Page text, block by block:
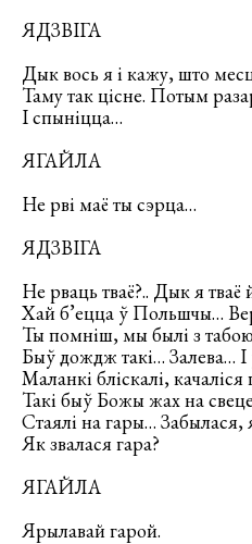
ЯДЗВІГА
Дык вось я і кажу, што
Таму так цісне. Потым
І спыніцца…
ЯГАЙЛА
Не рві маё ты сэрца…
ЯДЗВІГА
Не рваць тваё?.. Дык я тваё
Хай б’ецца ў Польшчы…
Ты помніш, мы былі з
Быў дождж такі… Залева… І
Маланкі бліскалі,
Такі быў Божы жах на
Стаялі на гары… Забылася,
Як звалася гара?
ЯГАЙЛА
Ярылавай гарой.